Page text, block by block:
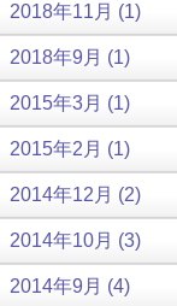
2018年11月 (1)
2018年9月 (1)
2015年3月 (1)
2015年2月 (1)
2014年12月 (2)
2014年10月 (3)
2014年9月 (4)